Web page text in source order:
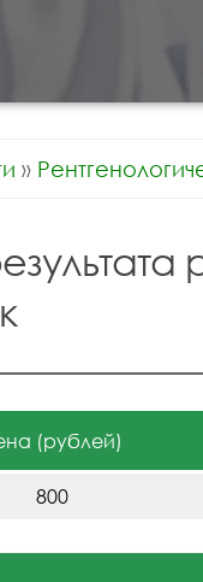
»
(рублей)
800